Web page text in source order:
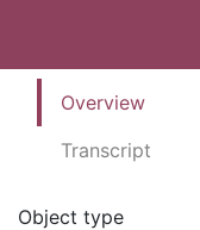
Overview
Transcript
Object type